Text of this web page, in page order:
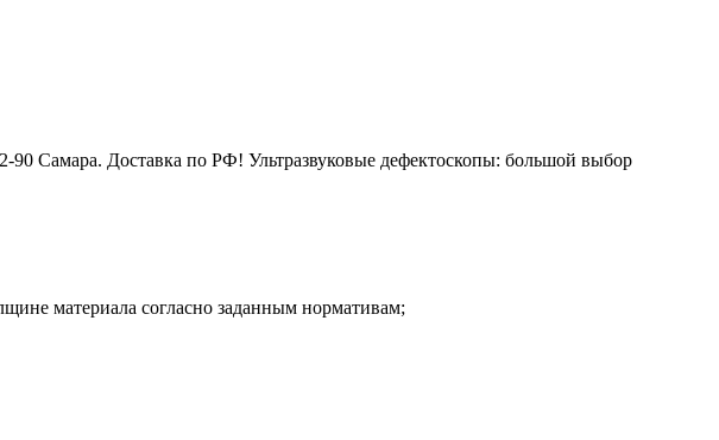
Самара. Доставка по РФ! Ультразвуковые дефектоскопы: большой выбор
материала согласно заданным нормативам;